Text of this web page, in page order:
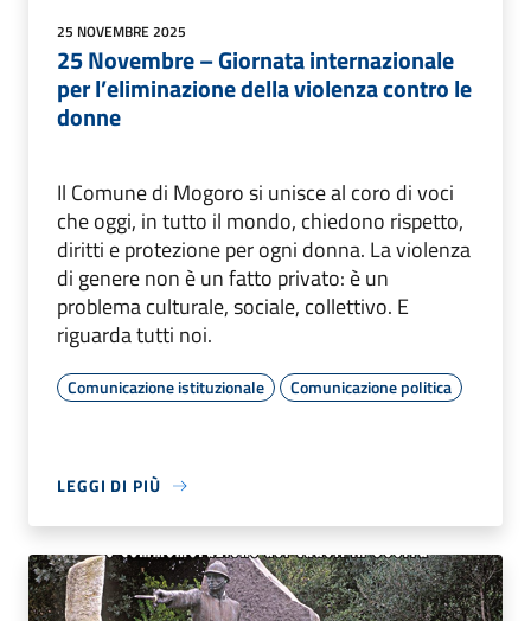
25 NOVEMBRE 2025
25 Novembre – Giornata internazionale
per l’eliminazione della violenza contro le
donne
Il Comune di Mogoro si unisce al coro di voci
che oggi, in tutto il mondo, chiedono rispetto,
diritti e protezione per ogni donna. La violenza
di genere non è un fatto privato: è un
problema culturale, sociale, collettivo. E
riguarda tutti noi.
Comunicazione istituzionale Comunicazione politica
LEGGI DI PIÙ